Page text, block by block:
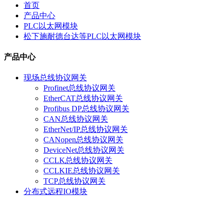
首页
产品中心
PLC以太网模块
松下施耐德台达等PLC以太网模块
产品中心
现场总线协议网关
Profinet总线协议网关
EtherCAT总线协议网关
Profibus DP总线协议网关
CAN总线协议网关
EtherNet/IP总线协议网关
CANopen总线协议网关
DeviceNet总线协议网关
CCLK总线协议网关
CCLKIE总线协议网关
TCP总线协议网关
分布式远程IO模块